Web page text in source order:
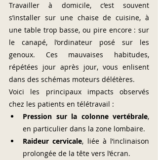
Travailler à domicile, c’est souvent
s’installer sur une chaise de cuisine, à
une table trop basse, ou pire encore : sur
le canapé, l’ordinateur posé sur les
genoux. Ces mauvaises habitudes,
répétées jour après jour, vous enlisent
dans des schémas moteurs délétères.
Voici les principaux impacts observés
chez les patients en télétravail :
Pression sur la colonne vertébrale,
en particulier dans la zone lombaire.
Raideur cervicale, liée à l’inclinaison
prolongée de la tête vers l’écran.